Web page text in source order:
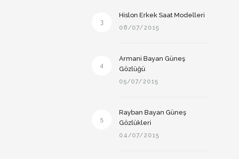
3
Hislon Erkek Saat Modelleri
08/07/2015
4
Armani Bayan Güneş
Gözlüğü
05/07/2015
5
Rayban Bayan Güneş
Gözlükleri
04/07/2015